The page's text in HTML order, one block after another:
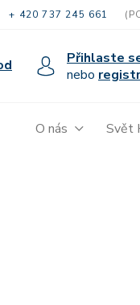
+ 420 737 245 661
Přihlaste
nebo
O nás Svět